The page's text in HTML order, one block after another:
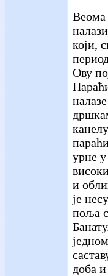
Веома
који,
Ову
урне у
и
је
поља
доба